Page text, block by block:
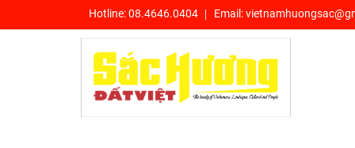
Hotline:08.4646.0404 Email: